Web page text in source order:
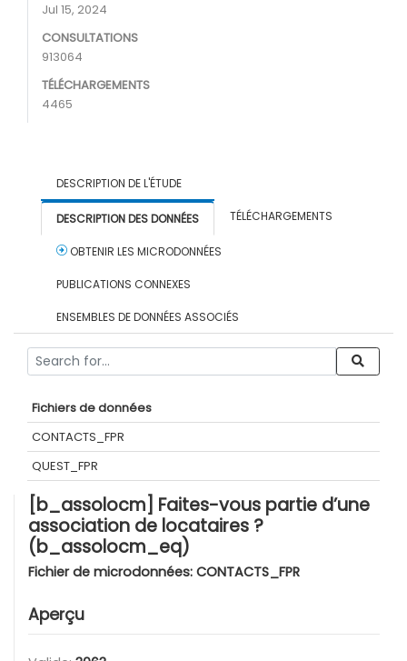
Jul 15, 2024
CONSULTATIONS
913064
TÉLÉCHARGEMENTS
4465
DESCRIPTION DE L'ÉTUDE
DESCRIPTION DES DONNÉES TÉLÉCHARGEMENTS
OBTENIR LES MICRODONNÉES
PUBLICATIONS CONNEXES
ENSEMBLES DE DONNÉES ASSOCIÉS
Fichiers de données
CONTACTS_FPR
QUEST_FPR
[b_assolocm] Faites-vous partie d’une
association de locataires ?
(b_assolocm_eq)
Fichier de microdonnées: CONTACTS_FPR
Aperçu